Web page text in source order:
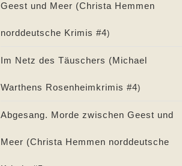
Geest und Meer (Christa Hemmen
norddeutsche Krimis #4)
Im Netz des Täuschers (Michael
Warthens Rosenheimkrimis #4)
Abgesang. Morde zwischen Geest und
Meer (Christa Hemmen norddeutsche